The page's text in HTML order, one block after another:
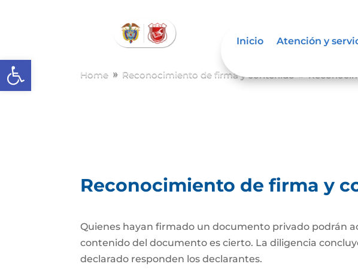
Abrir barra de herramientas
Inicio Atención y
Home 9 Reconocimiento de firma y contenido
Reconocimiento de firma y
Quienes hayan firmado un documento privado podrán
contenido del documento es cierto. La diligencia
declarado responden los declarantes.